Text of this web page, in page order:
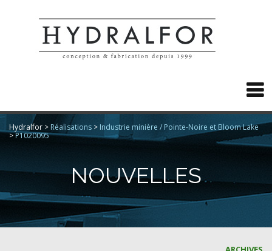

Hydralfor >Réalisations > Industrie minière / Pointe-Noire et Bloom Lake
>P1020095
NOUVELLES